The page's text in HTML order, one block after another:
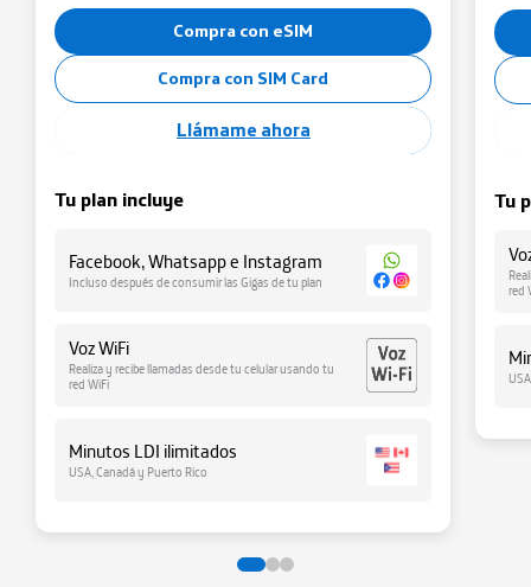
Minutos y SMS
Compra con eSIM
Compra con SIM Card
Llámame ahora
Tu plan incluye
Facebook, Whatsapp e Instagram
Incluso después de consumir las Gigas de tu plan
Voz WiFi
Realiza y recibe llamadas desde tu celular usando tu
red WiFi
Minutos LDI ilimitados
USA, Canadá y Puerto Rico
Tu
red